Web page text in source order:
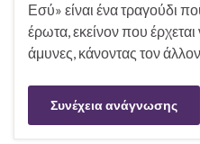
Εσύ» είναι ένα τραγούδι
έρωτα, εκείνον που
άμυνες, κάνοντας τον
Συνέχεια ανάγνωσης